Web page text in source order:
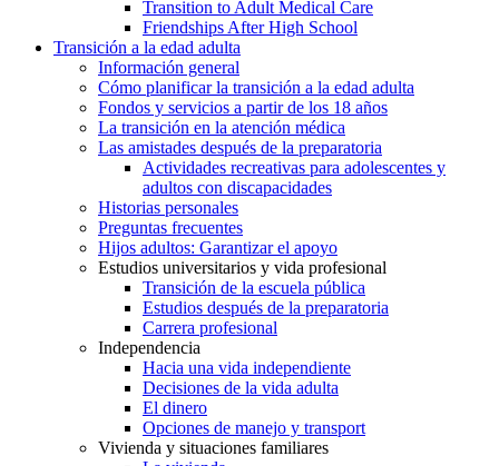
Transition to Adult Medical Care
Friendships After High School
Transición a la edad adulta
Información general
Cómo planificar la transición a la edad adulta
Fondos y servicios a partir de los 18 años
La transición en la atención médica
Las amistades después de la preparatoria
Actividades recreativas para adolescentes y
adultos con discapacidades
Historias personales
Preguntas frecuentes
Hijos adultos: Garantizar el apoyo
Estudios universitarios y vida profesional
Transición de la escuela pública
Estudios después de la preparatoria
Carrera profesional
Independencia
Hacia una vida independiente
Decisiones de la vida adulta
El dinero
Opciones de manejo y transport
Vivienda y situaciones familiares